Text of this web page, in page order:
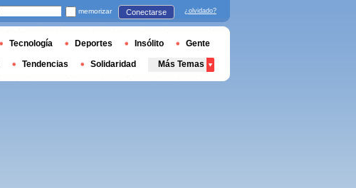
memorizar Conectarse ¿olvidado?
Tecnología Deportes Insólito Gente
Tendencias Solidaridad Más Temas